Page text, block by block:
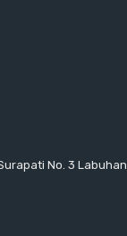
No. 3 Labuhan